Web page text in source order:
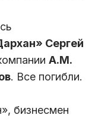
Сергей
А.М.
. Все погибли.
бизнесмен